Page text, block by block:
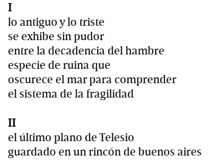
I
lo antiguo y lo triste
se exhibe sin pudor
entre la decadencia del hambre
especie de ruina que
oscurece el mar para comprender
el sistema de la fragilidad
II
el último plano de Telesio
guardado en un rincón de buenos aires